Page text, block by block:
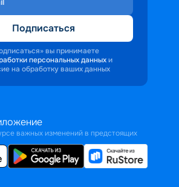
Подписаться
вы принимаете
персональных данных и
на обработку ваших данных
важных изменений в предстоящих